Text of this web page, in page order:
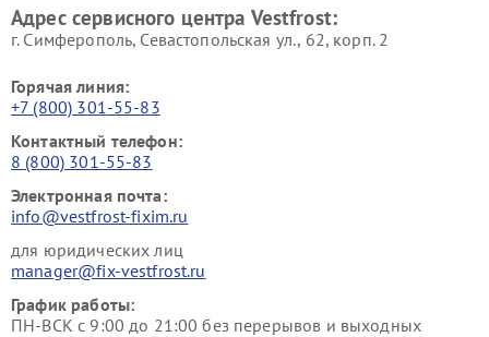
Адрес сервисного центра Vestfrost:
г. Симферополь, Севастопольская ул., 62, корп. 2
Горячая линия:
+7 (800) 301-55-83
Контактный телефон:
8 (800) 301-55-83
Электронная почта:
info@vestfrost-fixim.ru
для юридических лиц
manager@fix-vestfrost.ru
График работы:
ПН-ВСК с 9:00 до 21:00 без перерывов и выходных